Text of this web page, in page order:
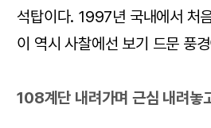
석탑이다. 1997년 국내에서 처
이 역시 사찰에선 보기 드문 풍
108계단 내려가며 근심 내려놓